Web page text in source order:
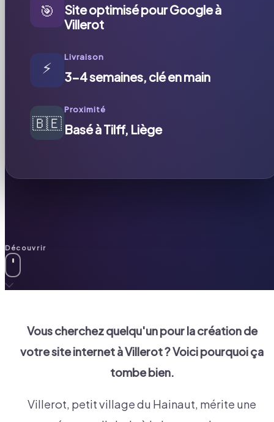
🎯
Site optimisé pour Google à
Villerot
⚡
Livraison
3-4 semaines, clé en main
🇧🇪
Proximité
Basé à Tilff, Liège
Découvrir
Vous cherchez quelqu'un pour la création de
votre site internet àVillerot? Voici pourquoi ça
tombe bien.
Villerot, petit village du Hainaut, mérite une